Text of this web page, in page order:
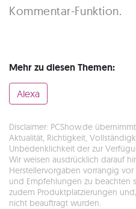
Kommentar-Funktion.
Mehr zu diesen Themen:
Alexa
Disclaimer: PCShow.de
Aktualität, Richtigkeit,
Unbedenklichkeit der zur
Wir weisen ausdrücklich darauf
Herstellervorgaben vorrangig
und Empfehlungen zu beachten
zudem Produktplatzierungen
nicht beauftragt wurden.